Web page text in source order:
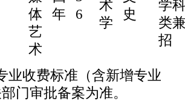
体
艺
术
年
6
术
学
史
学
类
招
业收费标准（含新增专业
门审批备案为准。